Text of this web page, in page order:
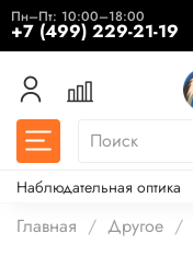
Пн–Пт: 10:00–18:00
+7 (499) 229-21-19
Наблюдательная оптика
Главная Другое